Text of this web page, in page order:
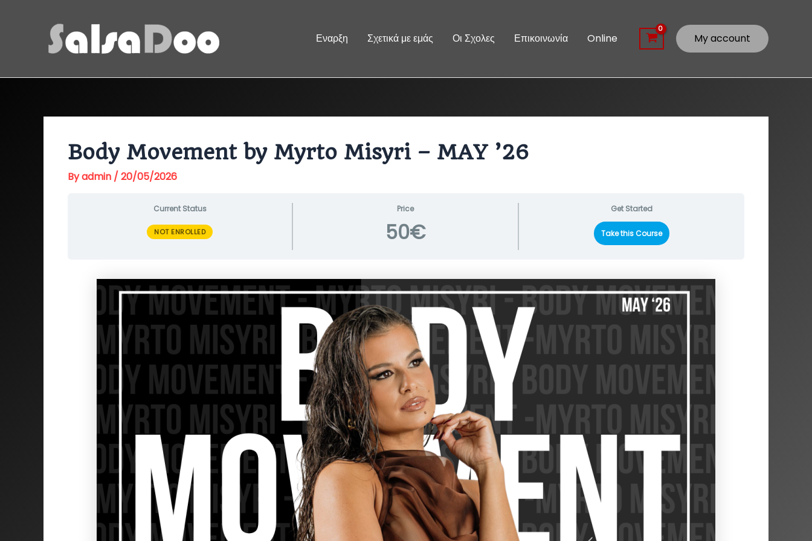
Εναρξη Σχετικά με εμάς Οι Σχολες Επικοινωνία Online My account
Body Movement by Myrto Misyri – MAY ’26
Byadmin / 20/05/2026
Current Status
NOT ENROLLED
Price
50€
Get Started
Take this Course